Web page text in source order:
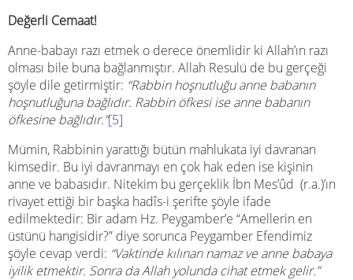
Değerli Cemaat!
Anne-babayı razı etmek o derece önemlidir ki Allah’ın razı
olması bile buna bağlanmıştır. Allah Resulü de bu gerçeği
şöyle dile getirmiştir: “Rabbin hoşnutluğu anne babanın
hoşnutluğuna bağlıdır. Rabbin öfkesi ise anne babanın
öfkesine bağlıdır.”[5]
Mümin, Rabbinin yarattığı bütün mahlukata iyi davranan
kimsedir. Bu iyi davranmayı en çok hak eden ise kişinin
anne ve babasıdır. Nitekim bu gerçeklik İbn Mes’ûd (r.a.)’ın
rivayet ettiği bir başka hadîs-i şerifte şöyle ifade
edilmektedir: Bir adam Hz. Peygamber’e “Amellerin en
üstünü hangisidir?” diye sorunca Peygamber Efendimiz
şöyle cevap verdi: “Vaktinde kılınan namaz ve anne babaya
iyilik etmektir. Sonra da Allah yolunda cihat etmek gelir.”